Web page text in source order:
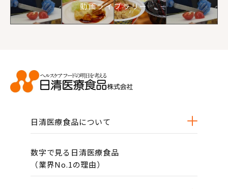
動画ライブラリー
日清医療食品について
数字で見る日清医療食品
（業界No.1の理由）